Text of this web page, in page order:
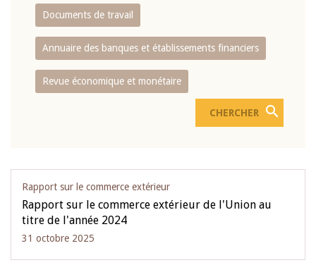
Documents de travail
Annuaire des banques et établissements financiers
Revue économique et monétaire
Rapport sur le commerce extérieur
Rapport sur le commerce extérieur de l'Union au
titre de l'année 2024
31 octobre 2025